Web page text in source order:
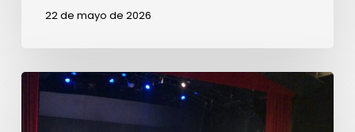
22 de mayo de 2026
nosotros